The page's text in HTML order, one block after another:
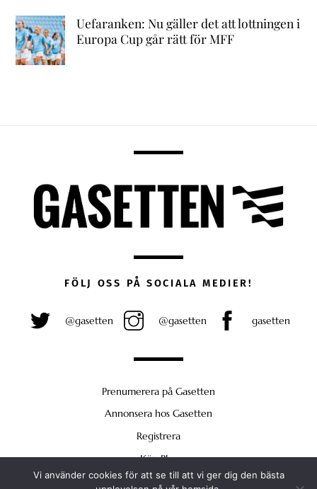
Uefaranken: Nu gäller det att lottningen i
Europa Cup går rätt för MFF
FÖLJ OSS PÅ SOCIALA MEDIER!
@gasetten @gasetten gasetten
Prenumerera på Gasetten
Annonsera hos Gasetten
Registrera
Köp Plus
Vi använder cookies för att se till att vi ger dig den bästa